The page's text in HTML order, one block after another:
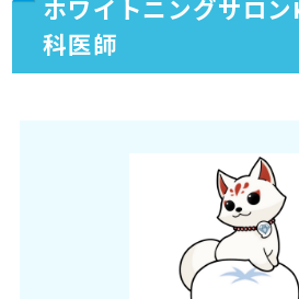
ホワイトニングサロ
科医師